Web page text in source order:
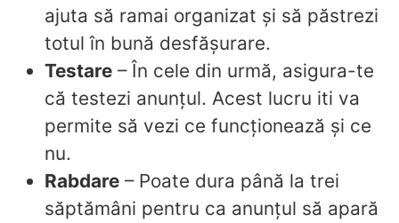
ajuta să ramai organizat și să păstrezi
totul în bună desfășurare.
Testare – În cele din urmă, asigura-te
că testezi anunțul. Acest lucru iti va
permite să vezi ce funcționează și ce
nu.
Rabdare – Poate dura până la trei
săptămâni pentru ca anunțul să apară